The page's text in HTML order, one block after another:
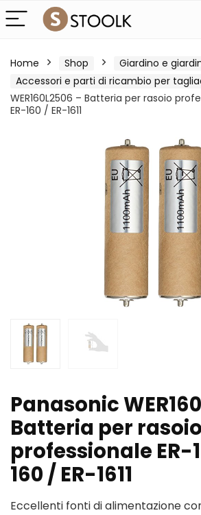
Home Shop
Giardino e
Accessori e parti di ricambio per
WER160L2506 – Batteria per rasoio
ER-160 / ER-1611
Panasonic
Batteria per rasoio
professionale ER-
160 / ER-1611
Eccellenti fonti di alimentazione